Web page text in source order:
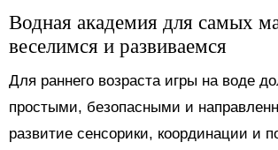
Водная академия для самых
веселимся и развиваемся
Для раннего возраста игры на воде
простыми, безопасными и
развитие сенсорики, координации и